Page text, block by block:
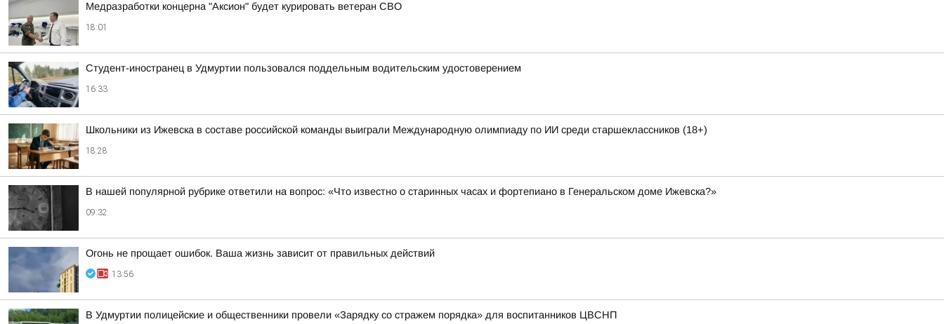
Медразработки концерна "Аксион" будет курировать ветеран СВО
18:01
Студент-иностранец в Удмуртии пользовался поддельным водительским удостоверением
16:33
Школьники из Ижевска в составе российской команды выиграли Международную олимпиаду по ИИ среди старшеклассников (18+)
18:28
В нашей популярной рубрике ответили на вопрос: «Что известно о старинных часах и фортепиано в Генеральском доме Ижевска?»
09:32
Огонь не прощает ошибок. Ваша жизнь зависит от правильных действий
13:56
В Удмуртии полицейские и общественники провели «Зарядку со стражем порядка» для воспитанников ЦВСНП